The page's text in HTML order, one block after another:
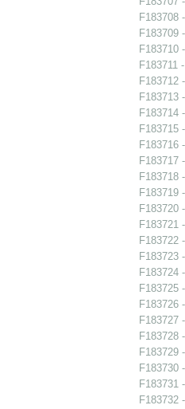
F183708
F183709
F183710
F183711
F183712
F183713
F183714
F183715
F183716
F183717
F183718
F183719
F183720
F183721
F183722
F183723
F183724
F183725
F183726
F183727
F183728
F183729
F183730
F183731
F183732